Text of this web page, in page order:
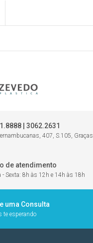
| 3062.2631
407, S.105, Graças
de atendimento
- Sexta: 8h às 12h e 14h às 18h
uma Consulta
te esperando